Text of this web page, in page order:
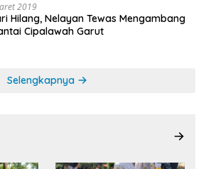
2019
Hilang, Nelayan Tewas Mengambang
Cipalawah Garut
Selengkapnya